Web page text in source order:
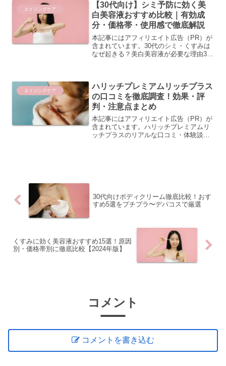
のせいではなく、肌...
エイジングケア
【30代向け】シミ予防に効く美
白美容液おすすめ比較｜有効成
分・価格帯・使用感で徹底解説
本記事にはアフィリエイト広告（PR）が
含まれています。30代のシミ・くすみは
なぜ起きる？美白美容液が必要な理由30
に、30代に入...
エイジングケア
ハリッチプレミアムリッチプラス
の口コミを徹底調査！効果・評
判・注意点まとめ
本記事にはアフィリエイト広告（PR）が
含まれています。ハリッチプレミアムリ
ッチプラスのリアルな口コミ・体験談ハ
30代向けボディクリーム徹底比較！おす
すめ5選をプチプラ〜デパコスで厳選
くすみに効く美容液おすすめ15選！原因
別・価格帯別に徹底比較【2024年版】
コメント
コメントを書き込む